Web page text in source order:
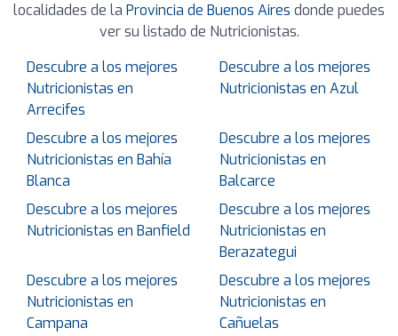
localidades de la Provincia de Buenos Aires donde puedes
ver su listado de Nutricionistas.
Descubre a los mejores
Nutricionistas en
Arrecifes
Descubre a los mejores
Nutricionistas en Azul
Descubre a los mejores
Nutricionistas en Bahía
Blanca
Descubre a los mejores
Nutricionistas en
Balcarce
Descubre a los mejores
Nutricionistas en Banfield
Descubre a los mejores
Nutricionistas en
Berazategui
Descubre a los mejores
Nutricionistas en
Campana
Descubre a los mejores
Nutricionistas en
Cañuelas